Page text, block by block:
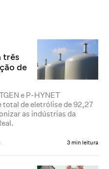
três
de
e P-HYNET
total de eletrólise de 92,27
as indústrias da
3 min leitura